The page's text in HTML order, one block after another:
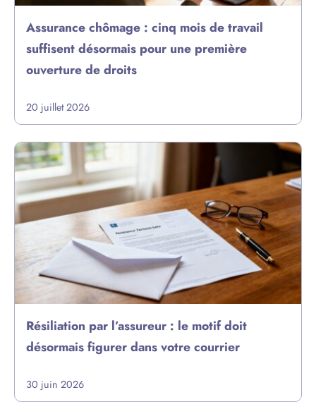
Assurance chômage : cinq mois de travail
suffisent désormais pour une première
ouverture de droits
20 juillet 2026
Résiliation par l’assureur : le motif doit
désormais figurer dans votre courrier
30 juin 2026